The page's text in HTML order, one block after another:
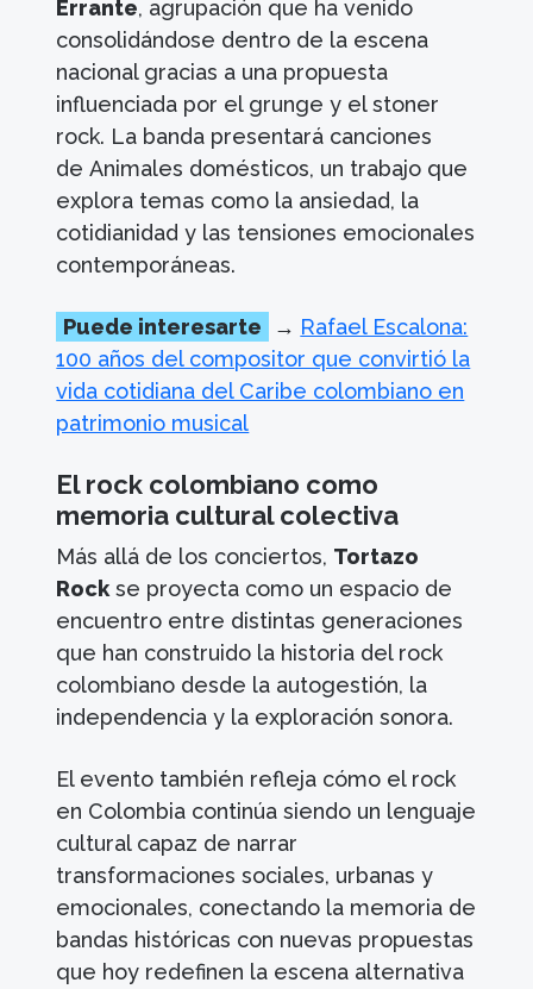
Errante, agrupación que ha venido
consolidándose dentro de la escena
nacional gracias a una propuesta
influenciada por el grunge y el stoner
rock. La banda presentará canciones
de Animales domésticos, un trabajo que
explora temas como la ansiedad, la
cotidianidad y las tensiones emocionales
contemporáneas.
Puede interesarte → Rafael Escalona:
100 años del compositor que convirtió la
vida cotidiana del Caribe colombiano en
patrimonio musical
El rock colombiano como
memoria cultural colectiva
Más allá de los conciertos, Tortazo
Rock se proyecta como un espacio de
encuentro entre distintas generaciones
que han construido la historia del rock
colombiano desde la autogestión, la
independencia y la exploración sonora.
El evento también refleja cómo el rock
en Colombia continúa siendo un lenguaje
cultural capaz de narrar
transformaciones sociales, urbanas y
emocionales, conectando la memoria de
bandas históricas con nuevas propuestas
que hoy redefinen la escena alternativa